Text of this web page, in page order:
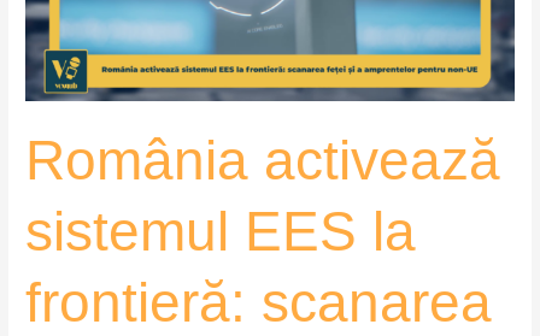
România activează
sistemul EES la
frontieră: scanarea
scanarea
feței
amprentelor
pentru
UE
VoxQub